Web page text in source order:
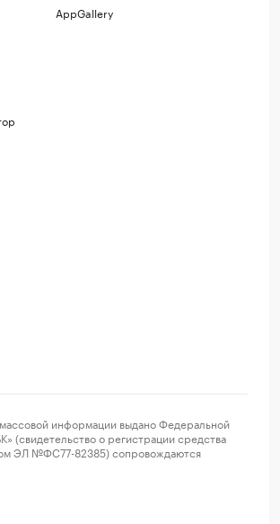
AppGallery
информации выдано Федеральной
(свидетельство о регистрации средства
ЭЛ №ФС77-82385) сопровождаются